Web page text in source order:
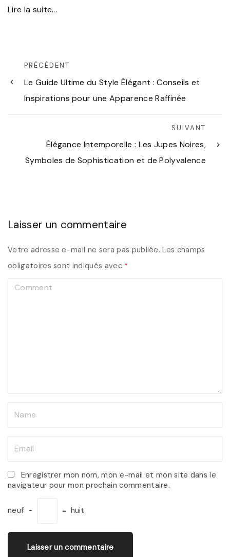
Lire la suite...
PRÉCÉDENT
Le Guide Ultime du Style Élégant : Conseils et
Inspirations pour une Apparence Raffinée
SUIVANT
Élégance Intemporelle : Les Jupes Noires,
Symboles de Sophistication et de Polyvalence
Laisser un commentaire
Votre adresse e-mail ne sera pas publiée. Les champs
obligatoires sont indiqués avec *
*
a
i
l
Enregistrer mon nom, mon e-mail et mon site dans le
navigateur pour mon prochain commentaire.
neuf − = huit